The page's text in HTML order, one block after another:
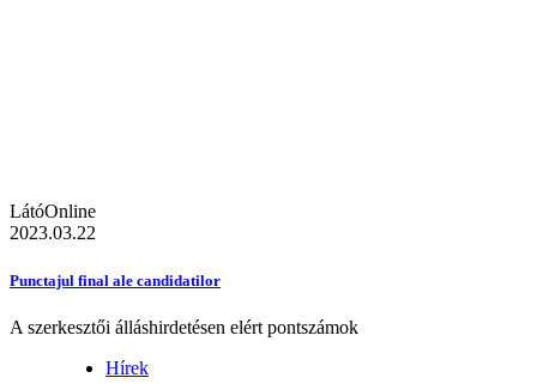
LátóOnline
2023.03.22
Punctajul final ale candidatilor
A szerkesztői álláshirdetésen elért pontszámok
Hírek